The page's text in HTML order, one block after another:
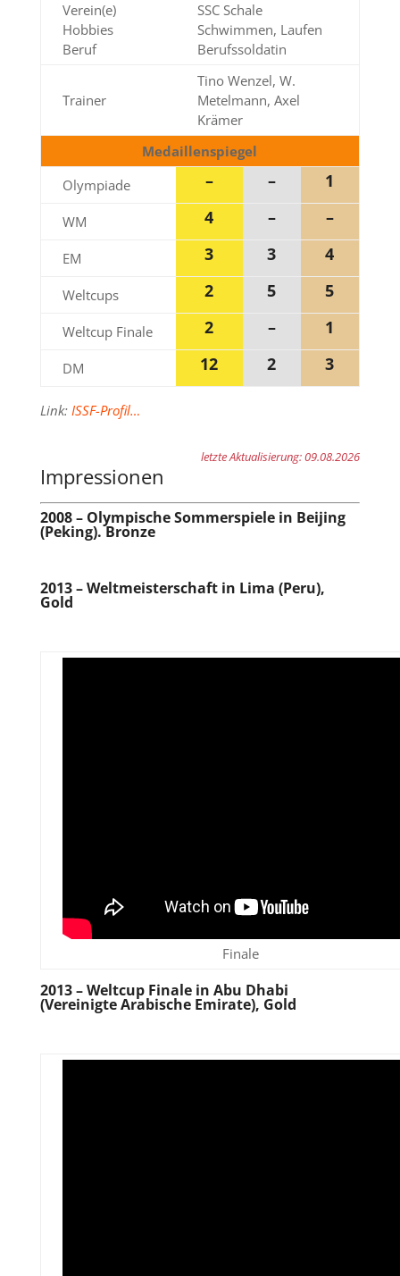
Verein(e)
Hobbies
Beruf
SSC Schale
Schwimmen, Laufen
Berufssoldatin
Trainer
Tino Wenzel, W.
Metelmann, Axel
Krämer
Medaillenspiegel
Olympiade
– – 1
WM 4 – –
EM 3 3 4
Weltcups 2 5 5
Weltcup Finale 2 – 1
DM 12 2 3
Link: ISSF-Profil…
letzte Aktualisierung: 09.08.2026
Impressionen
2008 – Olympische Sommerspiele in Beijing
(Peking). Bronze
2013 – Weltmeisterschaft in Lima (Peru),
Gold
Finale
2013 – Weltcup Finale in Abu Dhabi
(Vereinigte Arabische Emirate), Gold